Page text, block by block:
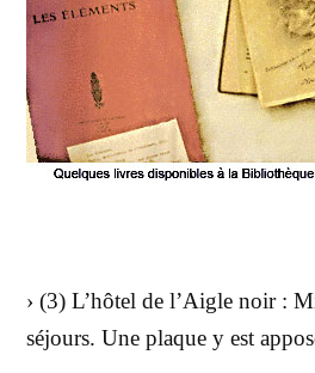
› (3) L’hôtel de l’Aigle noir :
séjours. Une plaque y est